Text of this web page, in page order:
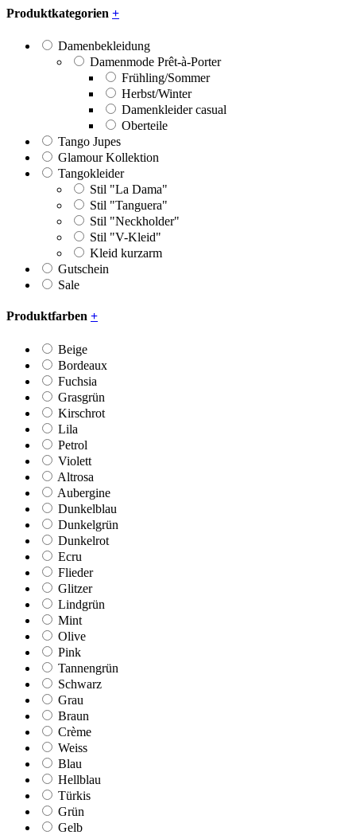
Produktkategorien +
Damenbekleidung
Damenmode Prêt-à-Porter
Frühling/Sommer
Herbst/Winter
Damenkleider casual
Oberteile
Tango Jupes
Glamour Kollektion
Tangokleider
Stil "La Dama"
Stil "Tanguera"
Stil "Neckholder"
Stil "V-Kleid"
Kleid kurzarm
Gutschein
Sale
Produktfarben +
Beige
Bordeaux
Fuchsia
Grasgrün
Kirschrot
Lila
Petrol
Violett
Altrosa
Aubergine
Dunkelblau
Dunkelgrün
Dunkelrot
Ecru
Flieder
Glitzer
Lindgrün
Mint
Olive
Pink
Tannengrün
Schwarz
Grau
Braun
Crème
Weiss
Blau
Hellblau
Türkis
Grün
Gelb